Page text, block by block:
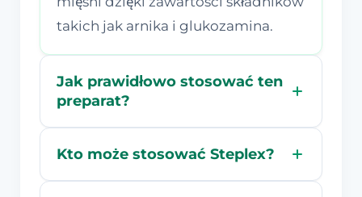
takich jak arnika i glukozamina.
Jak prawidłowo stosować ten
preparat?
Kto może stosować Steplex?